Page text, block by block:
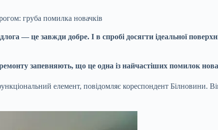
груба помилка новачків
— це завжди добре. І в спробі досягти ідеальної
запевняють, що це одна із найчастіших помилок
елемент, повідомляє кореспондент